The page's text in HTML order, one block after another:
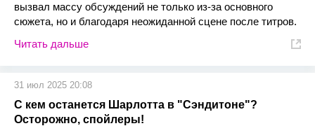
вызвал массу обсуждений не только из-за основного
сюжета, но и благодаря неожиданной сцене после титров.
Читать дальше
31 июл 2025 20:08
С кем останется Шарлотта в "Сэндитоне"?
Осторожно, спойлеры!